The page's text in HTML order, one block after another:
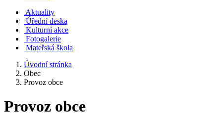
Aktuality
Úřední deska
Kulturní akce
Fotogalerie
Mateřská škola
Úvodní stránka
Obec
Provoz obce
Provoz obce